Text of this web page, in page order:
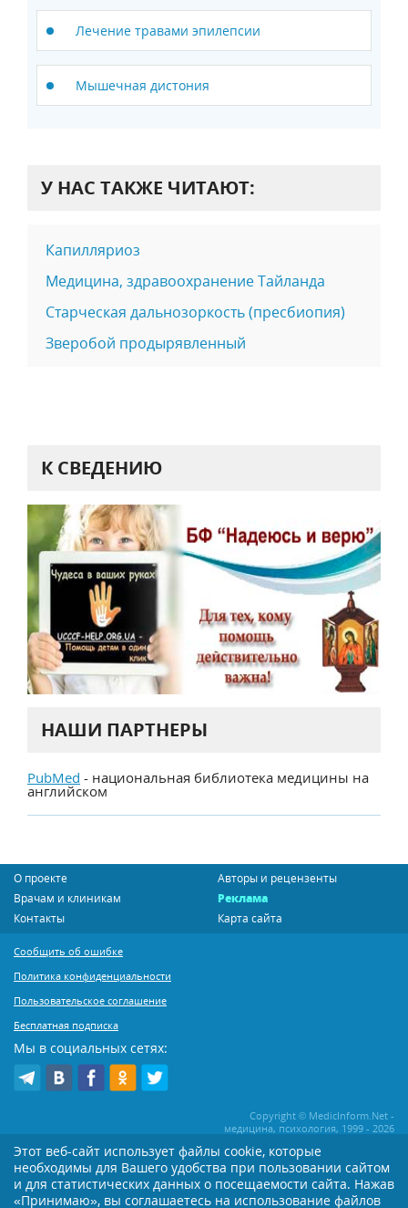
Лечение травами эпилепсии
Мышечная дистония
У НАС ТАКЖЕ ЧИТАЮТ:
Капилляриоз
Медицина, здравоохранение Тайланда
Старческая дальнозоркость (пресбиопия)
Зверобой продырявленный
К СВЕДЕНИЮ
НАШИ ПАРТНЕРЫ
PubMed - национальная библиотека медицины на
английском
О проекте
Авторы и рецензенты
Врачам и клиникам
Реклама
Контакты
Карта сайта
Сообщить об ошибке
Политика конфиденциальности
Пользовательское соглашение
Бесплатная подписка
Мы в социальных сетях:
Copyright © MedicInform.Net -
медицина, психология, 1999 - 2026
Копирование или иное распространение статей нашего сайта строго
воспрещается. Копирование раздела "Новости" допускается при наличии
активной открытой для поисковиков ссылки на MedicInform.Net
Этот веб-сайт использует файлы cookie, которые
необходимы для Вашего удобства при пользовании сайтом
и для статистических данных о посещаемости сайта. Нажав
«Принимаю», вы соглашаетесь на использование файлов